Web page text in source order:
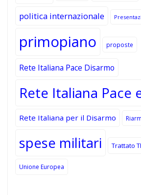
politica internazionale
primopiano proposte
Rete Italiana Pace Disarmo
Rete Italiana Pace
Rete Italiana per il Disarmo
spese militari Trattato
Unione Europea